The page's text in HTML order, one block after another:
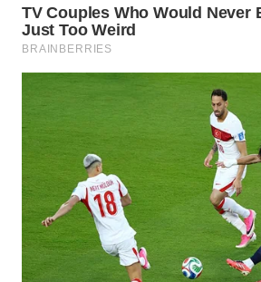
WN
BEKASI
BOGOR
WN
DEPOK
WN
TAPANULI
UTARA